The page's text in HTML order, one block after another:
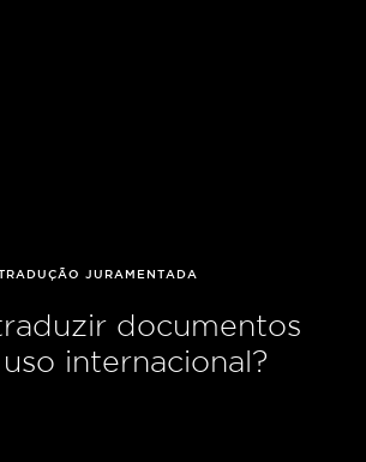
TRADUÇÃO JURAMENTADA
documentos
internacional?